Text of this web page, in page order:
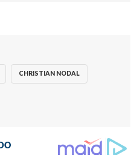
CHRISTIAN NODAL